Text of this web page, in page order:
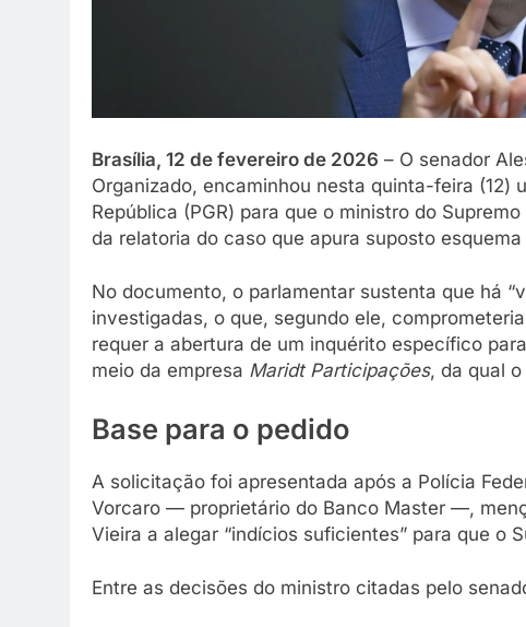
Brasília, 12 de fevereiro de 2026 – O senador
Organizado, encaminhou nesta quinta-feira (12)
República (PGR) para que o ministro do
da relatoria do caso que apura suposto
No documento, o parlamentar sustenta que há
investigadas, o que, segundo ele,
requer a abertura de um inquérito específico
meio da empresa Maridt Participações, da qual
Base para o pedido
A solicitação foi apresentada após a Polícia
Vorcaro — proprietário do Banco Master —,
Vieira a alegar “indícios suficientes” para que o
Entre as decisões do ministro citadas pelo